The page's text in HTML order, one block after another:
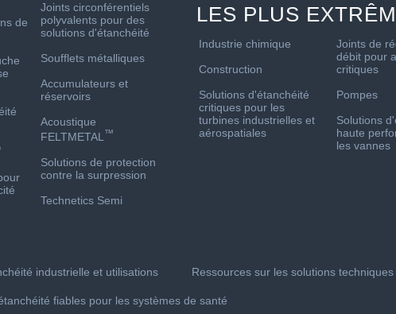
de
Joints circonférentiels
polyvalents pour des
solutions d'étanchéité
Soufflets métalliques
Accumulateurs et
réservoirs
Acoustique
FELTMETAL™
Solutions de protection
contre la surpression
Technetics Semi
LES PLUS
Industrie chimique
Construction
Solutions d'étanchéité
critiques pour les
turbines industrielles et
aérospatiales
Joints de
débit pour
critiques
Pompes
Solutions
haute
les vannes
industrielle et utilisations Ressources sur les solutions
fiables pour les systèmes de santé